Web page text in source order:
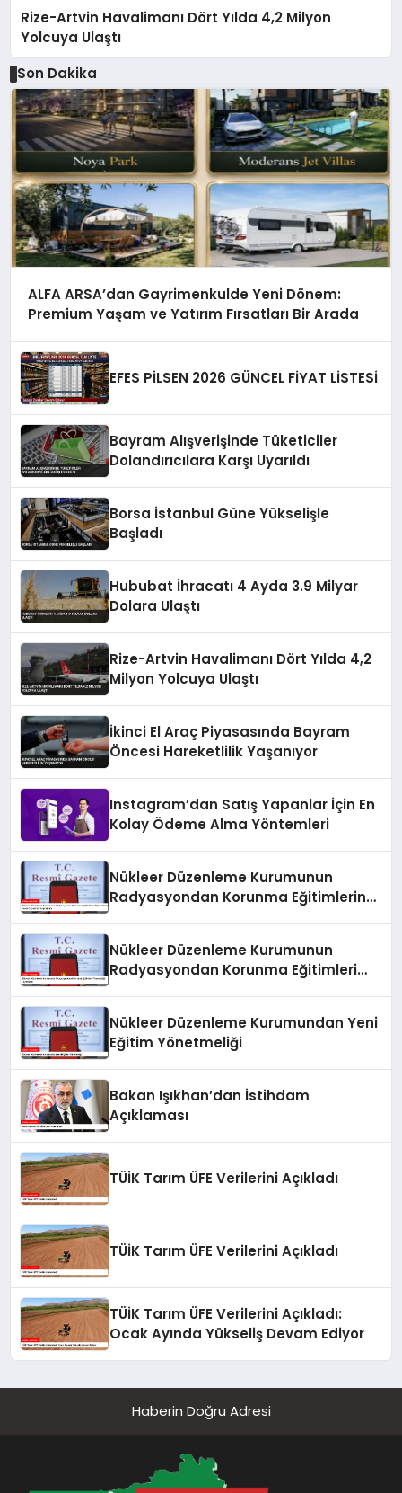
Rize-Artvin Havalimanı Dört Yılda 4,2 Milyon
Yolcuya Ulaştı
Son Dakika
ALFA ARSA’dan Gayrimenkulde Yeni Dönem:
Premium Yaşam ve Yatırım Fırsatları Bir Arada
EFES PİLSEN 2026 GÜNCEL FİYAT LİSTESİ
Bayram Alışverişinde Tüketiciler
Dolandırıcılara Karşı Uyarıldı
Borsa İstanbul Güne Yükselişle
Başladı
Hububat İhracatı 4 Ayda 3.9 Milyar
Dolara Ulaştı
Rize-Artvin Havalimanı Dört Yılda 4,2
Milyon Yolcuya Ulaştı
İkinci El Araç Piyasasında Bayram
Öncesi Hareketlilik Yaşanıyor
Instagram’dan Satış Yapanlar İçin En
Kolay Ödeme Alma Yöntemleri
Nükleer Düzenleme Kurumunun
Radyasyondan Korunma Eğitimlerine
Nükleer Düzenleme Kurumunun
Radyasyondan Korunma Eğitimleri
Nükleer Düzenleme Kurumundan Yeni
Eğitim Yönetmeliği
Bakan Işıkhan’dan İstihdam
Açıklaması
TÜİK Tarım ÜFE Verilerini Açıkladı
TÜİK Tarım ÜFE Verilerini Açıkladı
TÜİK Tarım ÜFE Verilerini Açıkladı:
Ocak Ayında Yükseliş Devam Ediyor
Haberin Doğru Adresi